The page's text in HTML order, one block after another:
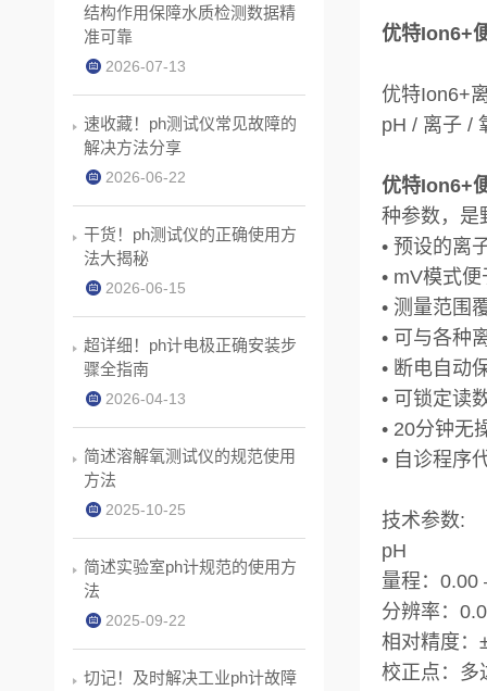
优特Ion6+
优特Ion6+
pH / 离子 /
优特Ion6+
种参数，是
• 预设的离
• mV模式
• 测量范围
• 可与各种
• 断电自动
• 可锁定读
• 20分钟无
• 自诊程序
技术参数:
pH
量程：0.00
分辨率：
相对精度：
校正点：多
结构作用保障水质检测数据精
准可靠
2026-07-13
速收藏！ph测试仪常见故障的
解决方法分享
2026-06-22
干货！ph测试仪的正确使用方
法大揭秘
2026-06-15
超详细！ph计电极正确安装步
骤全指南
2026-04-13
简述溶解氧测试仪的规范使用
方法
2025-10-25
简述实验室ph计规范的使用方
法
2025-09-22
切记！及时解决工业ph计故障